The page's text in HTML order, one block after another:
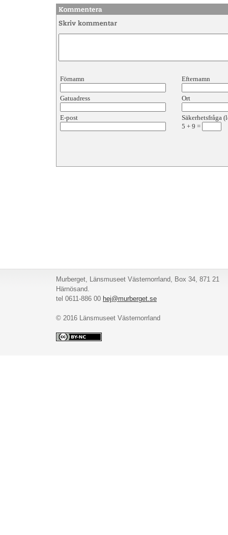
Förnamn Efternamn
Gatuadress Ort
E-post
Säkerhetsfråga
5 + 9 =
Murberget, Länsmuseet Västernorrland, Box 34, 871 21
Härnösand.
tel 0611-886 00 hej@murberget.se
© 2016 Länsmuseet Västernorrland